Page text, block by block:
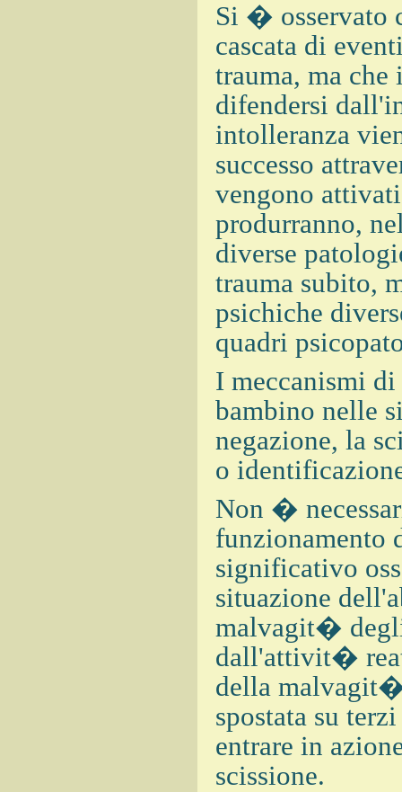
Si � osservato
cascata di
trauma, ma
difendersi
intolleranza
successo
vengono
produrranno,
diverse
trauma subito,
psichiche
quadri
I meccanismi
bambino nelle
negazione, la
o
Non �
funzionamento
significativo
situazione
malvagit�
dall'attivit�
della
spostata su
entrare in
scissione.